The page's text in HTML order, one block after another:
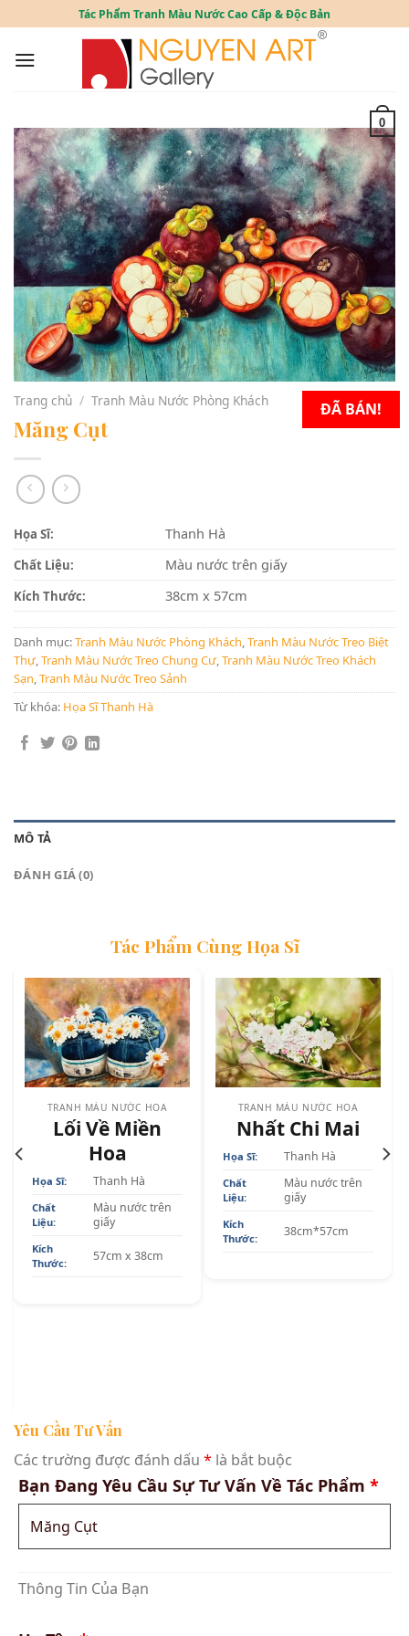
to
content
Tác Phẩm Tranh Màu Nước Cao Cấp & Độc Bản
0
Trang chủ / Tranh Màu Nước Phòng Khách
Măng Cụt
Họa Sĩ: Thanh Hà
Chất Liệu: Màu nước trên giấy
Kích Thước: 38cm x 57cm
ĐÃ BÁN!
Danh mục:Tranh Màu Nước Phòng Khách Tranh Màu Nước Treo Biệt
Thự Tranh Màu Nước Treo Chung Cư Tranh Màu Nước Treo Khách
Sạn Tranh Màu Nước Treo Sảnh
Từ khóa: Họa Sĩ Thanh Hà
MÔ TẢ
ĐÁNH GIÁ (0)
Tác Phẩm Cùng Họa Sĩ
TRANH MÀU NƯỚC HOA
Lối Về Miền
Hoa
Họa Sĩ: Thanh Hà
Chất
Liệu:
Màu nước trên
giấy
Kích
Thước:
57cm x 38cm
TRANH MÀU NƯỚC HOA
Nhất Chi Mai
Họa Sĩ: Thanh Hà
Chất
Liệu:
Màu nước trên
giấy
Kích
Thước:
38cm*57cm
Yêu Cầu Tư Vấn
Các trường được đánh dấu * là bắt buộc
Bạn Đang Yêu Cầu Sự Tư Vấn Về Tác Phẩm *
Thông Tin Của Bạn